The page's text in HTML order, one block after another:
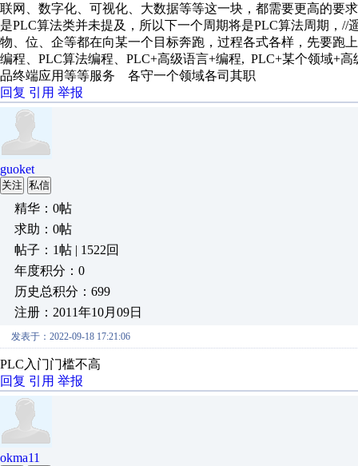
联网、数字化、可视化、大数据等等这一块，都需要更高的要
是PLC算法类并未提及，所以下一个周期将是PLC算法周期，
物、位、企等都在向某一个目标奔跑，过程各式各样，先要跑
编程、PLC算法编程、PLC+高级语言+编程, PLC+某个领域+高
品终端应用等等服务 各守一个领域各司其职
回复 引用 举报
guoket
关注 私信
精华：0帖
求助：0帖
帖子：1帖 | 1522回
年度积分：0
历史总积分：699
注册：2011年10月09日
发表于：2022-09-18 17:21:06
PLC入门门槛不高
回复 引用 举报
okma11